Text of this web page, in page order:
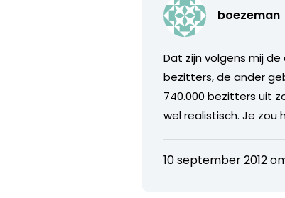
boezeman
Dat zijn volgens mij
bezitters, de ander
740.000 bezitters uit
wel realistisch. Je zou
10 september 2012